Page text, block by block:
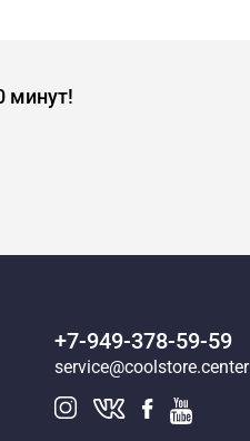
минут!
+7-949-378-59-59
service@coolstore.center